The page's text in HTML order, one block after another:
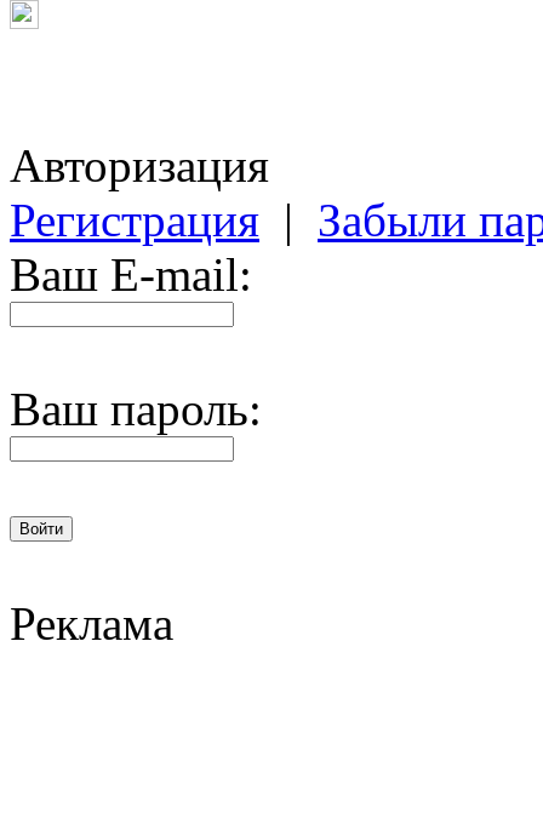
Авторизация
Регистрация | Забыли
Ваш E-mail:
Ваш пароль:
Реклама